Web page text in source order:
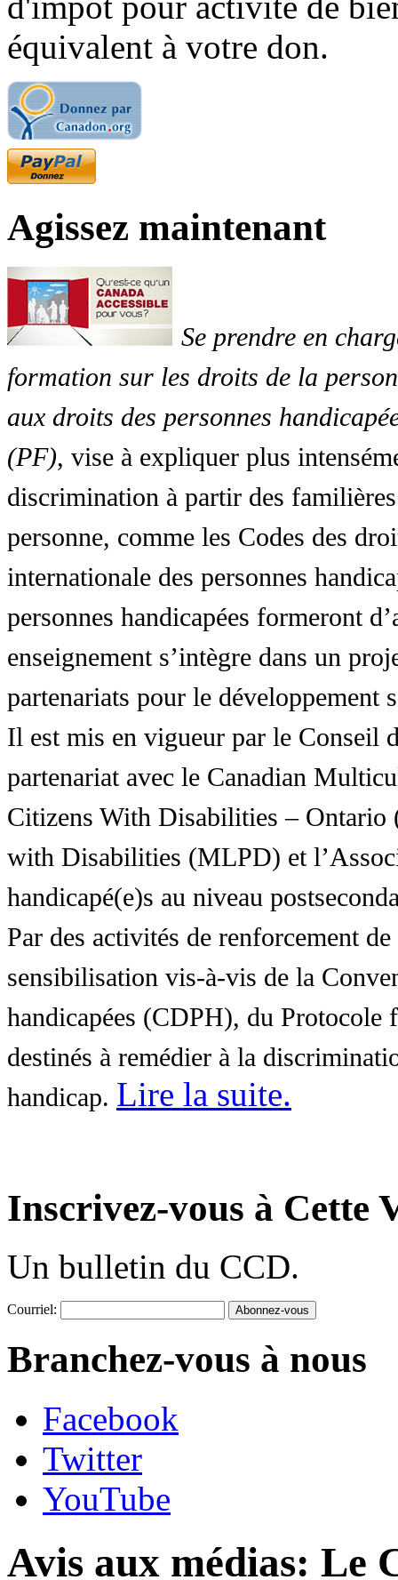
équivalent à votre don.
Agissez maintenant
Se prendre en
formation sur les droits de la
aux droits des personnes
(PF), vise à expliquer plus
discrimination à partir des
personne, comme les Codes des
internationale des personnes
personnes handicapées formeront
enseignement s’intègre dans un
partenariats pour le développement
Il est mis en vigueur par le Conseil
partenariat avec le Canadian
Citizens With Disabilities – Ontario
with Disabilities (MLPD) et
handicapé(e)s au niveau
Par des activités de renforcement
sensibilisation vis-à-vis de la
handicapées (CDPH), du Protocole
destinés à remédier à la
handicap. Lire la suite.
Inscrivez-vous à Cette
Un bulletin du CCD.
Courriel:
Branchez-vous à nous
Facebook
Twitter
YouTube
Avis aux médias: Le